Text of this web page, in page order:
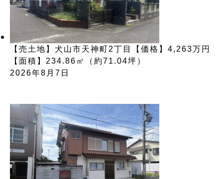
【売土地】犬山市天神町2丁目【価格】4,263万円
【面積】234.86㎡（約71.04坪）
2026年8月7日